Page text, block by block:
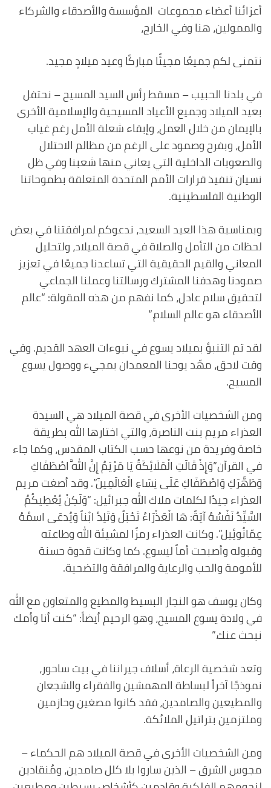
أعزائنا أعضاء مجموعات المؤسسة والأصدقاء والشركاء
والممولين، هنا وفي الخارج،
نتمنى لكم جميعًا مجيئًا مباركًا وعيد ميلادٍ مجيد.
في بلدنا الحبيب – مسقط رأس السيد المسيح – نحتفل
بعيد الميلاد وجميع الأعياد المسيحية والإسلامية الأخرى
بالإيمان من خلال العمل، وإبقاء شعلة الأمل رغم غياب
الأمل، وبفرح وصمود على الرغم من مظالم الاحتلال
والصعوبات الداخلية التي يعاني منها شعبنا وفي ظل
نسيان تنفيذ قرارات الأمم المتحدة المتعلقة بطموحاتنا
الوطنية الفلسطينية.
وبمناسبة هذا العيد السعيد، ندعوكم لمرافقتنا في بعض
لحظات من التأمل والصلاة في قصة الميلاد، ولتحليل
المعاني والقيم الحقيقية التي تساعدنا جميعًا في تعزيز
صمودنا وهدفنا المشترك ورسالتنا وعملنا الجماعي
لتحقيق سلام عادل، كما نفهم من هذه المقولة: “عالم
الأصدقاء هو عالم السلام.”
لقد تم التنبؤ بميلاد يسوع في نبوءات العهد القديم. وفي
وقت لاحق، مهّد يوحنا المعمدان بمجيء ووصول يسوع
المسيح.
ومن الشخصيات الأخرى في قصة الميلاد هي السيدة
العذراء مريم بنت الناصرة، والتي اختارها الله بطريقة
خاصة وفريدة من نوعها حسب الكتاب المقدس، وكما جاء
في القرآن”وَإِذْ قَالَتِ الْمَلَائِكَةُ يَا مَرْيَمُ إِنَّ اللَّهَ اصْطَفَاكِ
وَطَهَّرَكِ وَاصْطَفَاكِ عَلَى نِسَاءِ الْعَالَمِينَ”. وقد أصغت مريم
العذراء جيدًا لكلمات ملاك الله جبرائيل: “وَلَكِنْ يُعْطِيكُمُ
السَّيِّدُ نَفْسُهُ آيَةً: هَا الْعَذْرَاءُ تَحْبَلُ وَتَلِدُ ابْناً وَيُدعَى اسمُهُ
عِمّانُوئِيل”. وكانت العذراء رمزًا لمشيئة الله وطاعته
وقبوله وأصبحت أماً ليسوع. كما وكانت قدوة حسنة
للأمومة والحب والرعاية والمرافقة والتضحية.
وكان يوسف هو النجار البسيط والمطيع والمتعاون مع الله
في ولادة يسوع المسيح، وهو الرحيم أيضاً: “كنت أنا وأمك
نبحث عنك.”
وتعد شخصية الرعاة، أسلاف جيراننا في بيت ساحور،
نموذجًا آخراً لبساطة المهمشين والفقراء والشجعان
والمطيعين والصامدين، فقد كانوا مصغين وحازمين
وملتزمين بتراتيل الملائكة.
ومن الشخصيات الأخرى في قصة الميلاد هم الحكماء –
مجوس الشرق – الذين ساروا بلا كلل صامدين، ومُنقادين